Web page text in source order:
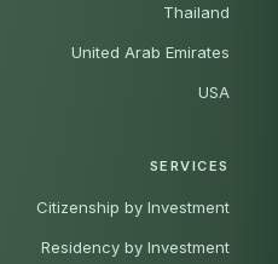
Thailand
United Arab Emirates
USA
SERVICES
Citizenship by Investment
Residency by Investment